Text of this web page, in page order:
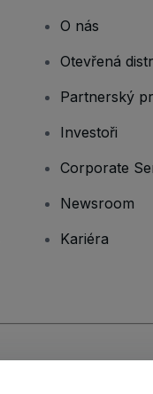
O nás
Otevřená
Partnerský
Investoři
Corporate
Newsroom
Kariéra